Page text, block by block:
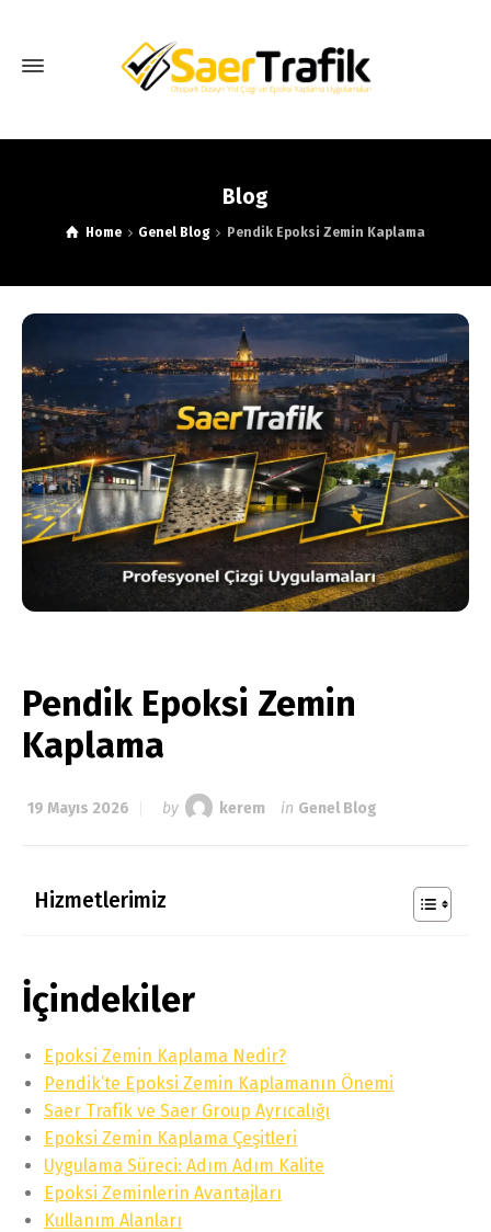
Blog
Home Genel Blog Pendik Epoksi Zemin Kaplama
Pendik Epoksi Zemin
Kaplama
19 Mayıs 2026 by kerem in Genel Blog
Hizmetlerimiz
İçindekiler
Epoksi Zemin Kaplama Nedir?
Pendik’te Epoksi Zemin Kaplamanın Önemi
Saer Trafik ve Saer Group Ayrıcalığı
Epoksi Zemin Kaplama Çeşitleri
Uygulama Süreci: Adım Adım Kalite
Epoksi Zeminlerin Avantajları
Kullanım Alanları